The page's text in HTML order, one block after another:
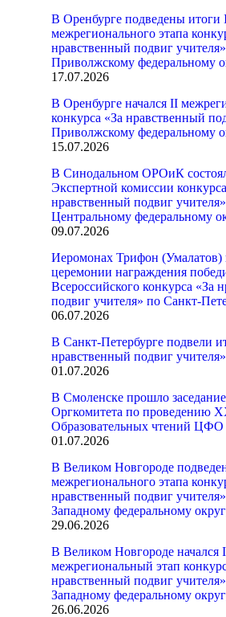
В Оренбурге подведены итоги
межрегионального этапа
нравственный подвиг
Приволжскому федеральному
17.07.2026
В Оренбурге начался II
конкурса «За нравственный
Приволжскому федеральному
15.07.2026
В Синодальном ОРОиК
Экспертной комиссии
нравственный подвиг
Центральному федеральному
09.07.2026
Иеромонах Трифон (Умалатов)
церемонии награждения
Всероссийского конкурса «За
подвиг учителя» по Санкт-
06.07.2026
В Санкт-Петербурге подвели
нравственный подвиг учителя»
01.07.2026
В Смоленске прошло
Оргкомитета по проведению
Образовательных чтений ЦФО
01.07.2026
В Великом Новгороде
межрегионального этапа
нравственный подвиг
Западному федеральному
29.06.2026
В Великом Новгороде начался
межрегиональный этап
нравственный подвиг
Западному федеральному
26.06.2026